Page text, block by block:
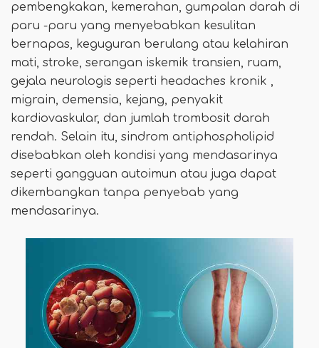
pembengkakan, kemerahan, gumpalan darah di
paru -paru yang menyebabkan kesulitan
bernapas, keguguran berulang atau kelahiran
mati, stroke, serangan iskemik transien, ruam,
gejala neurologis seperti headaches kronik ,
migrain, demensia, kejang, penyakit
kardiovaskular, dan jumlah trombosit darah
rendah. Selain itu, sindrom antiphospholipid
disebabkan oleh kondisi yang mendasarinya
seperti gangguan autoimun atau juga dapat
dikembangkan tanpa penyebab yang
mendasarinya.